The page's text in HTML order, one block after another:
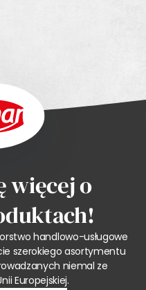
więcej o
handlowo-usługowe
szerokiego asortymentu
niemal ze
Europejskiej.